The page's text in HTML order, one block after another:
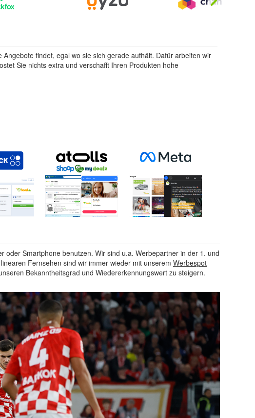
findet, egal wo sie sich gerade aufhält. Dafür arbeiten wir
Sie nichts extra und verschafft Ihren Produkten hohe
oder Smartphone benutzen. Wir sind u.a. Werbepartner in der 1. und
Fernsehen sind wir immer wieder mit unserem Werbespot
Bekanntheitsgrad und Wiedererkennungswert zu steigern.
Next